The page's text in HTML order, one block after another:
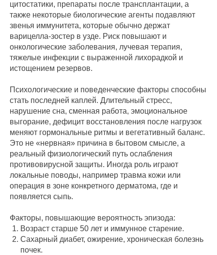
цитостатики, препараты после трансплантации, а
также некоторые биологические агенты подавляют
звенья иммунитета, которые обычно держат
варицелла‑зостер в узде. Риск повышают и
онкологические заболевания, лучевая терапия,
тяжелые инфекции с выраженной лихорадкой и
истощением резервов.
Психологические и поведенческие факторы способны
стать последней каплей. Длительный стресс,
нарушение сна, сменная работа, эмоциональное
выгорание, дефицит восстановления после нагрузок
меняют гормональные ритмы и вегетативный баланс.
Это не «нервная» причина в бытовом смысле, а
реальный физиологический путь ослабления
противовирусной защиты. Иногда роль играют
локальные поводы, например травма кожи или
операция в зоне конкретного дерматома, где и
появляется сыпь.
Факторы, повышающие вероятность эпизода:
Возраст старше 50 лет и иммунное старение.
Сахарный диабет, ожирение, хроническая болезнь
почек.